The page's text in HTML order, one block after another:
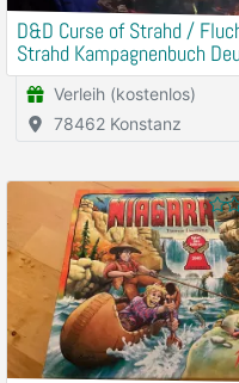
D&D Curse of Strahd /
Strahd Kampagnenbuch
mit Würfeln
Verleih (kostenlos)
78462 Konstanz